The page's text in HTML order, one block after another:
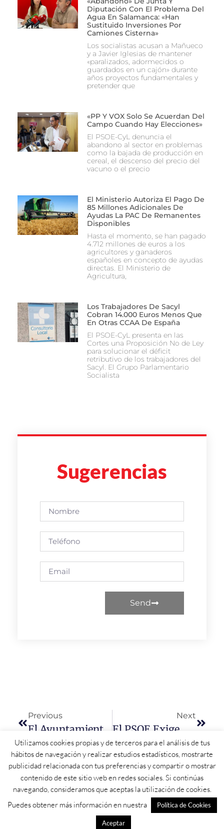
Diputación Con El Problema Del
Agua En Salamanca: «Han
Sustituido Inversiones Por
Camiones Cisterna»
Los socialistas acusan a Mañueco
y a Javier Iglesias de mantener
«paralizados, adormecidos o
guardados en un cajón» durante
años proyectos fundamentales y
pretender que
«PP Y VOX Solo Se Acuerdan Del
Campo Cuando Hay Elecciones»
El PSOE-CyL denuncia el
abandono al sector en problemas
como la bajada de producción en
cereal, el descenso del precio del
vacuno o el precio
El Ministerio Autoriza El Pago De
85 Millones Adicionales De
Ayudas La PAC De Remanentes
Disponibles
Hasta el momento, se han pagado
4.712 millones de euros a los
agricultores y ganaderos
españoles en concepto de ayudas
directas. El Ministerio de
Agricultura,
Los Trabajadores De Sacyl
Cobran 14.000 Euros Menos Que
En Otras CCAA De España
El PSOE-CyL presenta en las
Cortes una Proposición No de Ley
para solucionar el déficit
retributivo de los trabajadores del
Sacyl. El Grupo Parlamentario
Socialista
Sugerencias
Send
Previous Next
Utilizamos cookies propias y de terceros para el análisis de tus
hábitos de navegación y realizar estudios estadísticos, mostrarte
publicidad relacionada con tus preferencias y compartir o mostrar
contenido de este sitio web en redes sociales. Si continúas
navegando, consideramos que aceptas la utilización de cookies.
Puedes obtener más información en nuestra
Política de Cookies
Aceptar